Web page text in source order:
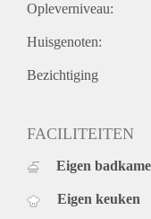
Opleverniveau:
Huisgenoten:
Bezichtiging
FACILITEITEN
Eigen
Eigen keuken